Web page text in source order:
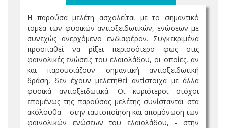
Η παρούσα μελέτη ασχολείται με το σημαντικό
τομέα των φυσικών αντιοξειδωτικών, ενώσεων με
συνεχώς ανερχόμενο ενδιαφέρον. Συγκεκριμένα
προσπαθεί να ρίξει περισσότερο φως στις
φαινολικές ενώσεις του ελαιολάδου, οι οποίες, αν
και παρουσιάζουν σημαντική αντιοξειδωτική
δράση, δεν έχουν μελετηθεί αντίστοιχα με άλλα
φυσικά αντιοξειδωτικά. Οι κυριότεροι στόχοι
επομένως της παρούσας μελέτης συνίστανται στα
ακόλουθα: - στην ταυτοποίηση και απομόνωση των
φαινολικών ενώσεων του ελαιολάδου, - στην